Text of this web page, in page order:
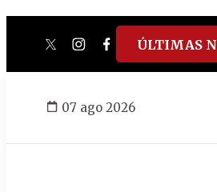
twitterinstagram
facebook
tiktok
ÚLTIMAS
07 ago 2026